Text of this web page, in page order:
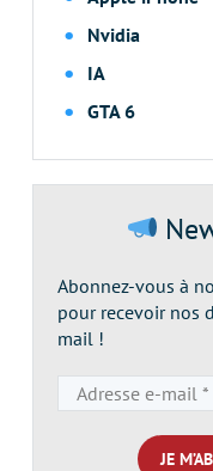
Nvidia
IA
GTA 6
Abonnez-vous à
pour recevoir nos
mail !